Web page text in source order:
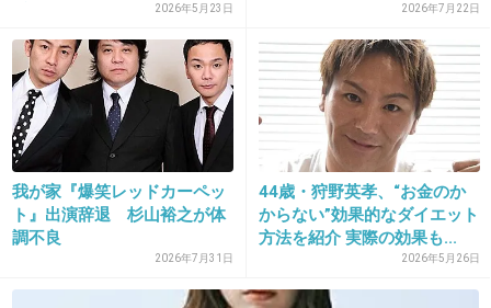
25. 匿名 2016/07/19(火) 13:07:04
修造 今年もイタリアのテレビ局に報道される
かしら（笑）
2026年5月23日 2026年7月22日
我が家『爆笑レッドカーペッ
ト』出演辞退 杉山裕之が体
調不良
2026年7月31日
44歳・狩野英孝、“お金のか
からない”効果的なダイエット
方法を紹介 実際の効果も...
2026年5月26日